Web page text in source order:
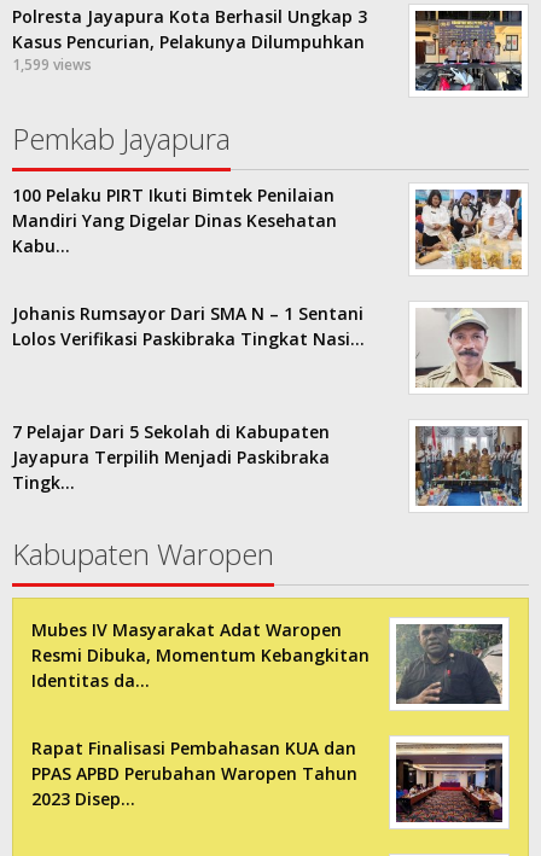
Polresta Jayapura Kota Berhasil Ungkap 3
Kasus Pencurian, Pelakunya Dilumpuhkan
1,599 views
Pemkab Jayapura
100 Pelaku PIRT Ikuti Bimtek Penilaian
Mandiri Yang Digelar Dinas Kesehatan
Kabu…
Johanis Rumsayor Dari SMA N – 1 Sentani
Lolos Verifikasi Paskibraka Tingkat Nasi…
7 Pelajar Dari 5 Sekolah di Kabupaten
Jayapura Terpilih Menjadi Paskibraka
Tingk…
Kabupaten Waropen
Mubes IV Masyarakat Adat Waropen
Resmi Dibuka, Momentum Kebangkitan
Identitas da…
Rapat Finalisasi Pembahasan KUA dan
PPAS APBD Perubahan Waropen Tahun
2023 Disep…